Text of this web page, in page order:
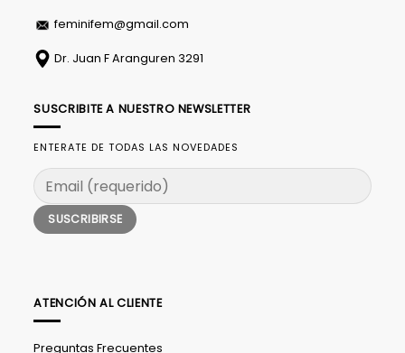
feminifem@gmail.com
Dr. Juan F Aranguren 3291
SUSCRIBITE A NUESTRO NEWSLETTER
ENTERATE DE TODAS LAS NOVEDADES
ATENCIÓN AL CLIENTE
Preguntas Frecuentes